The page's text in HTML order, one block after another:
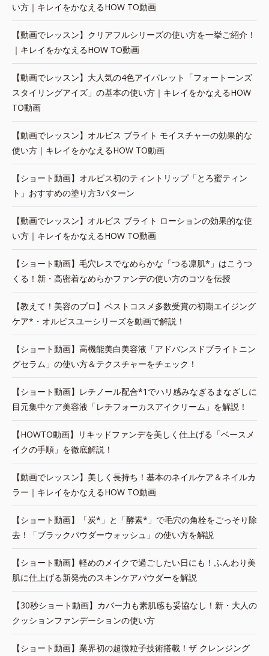
い方｜キレイをかなえるHOW TO動画
【動画でレッスン】クリアフルシリーズの使い方を一挙ご紹介！
｜キレイをかなえるHOW TO動画
【動画でレッスン】大人気の4色アイパレット「フォートーンズ
スタイリングアイズ」の基本の使い方｜キレイをかなえるHOW
TO動画
【動画でレッスン】オルビス ブライト モイスチャーの効果的な
使い方｜キレイをかなえるHOW TO動画
【ショート動画】オルビス初のティントリップ「とろ蜜ティン
ト」おすすめの塗り方3パターン
【動画でレッスン】オルビス ブライト ローションの効果的な使
い方｜キレイをかなえるHOW TO動画
【ショート動画】毛穴レスでなめらかな「つる凛肌*」はこうつ
くる！新・高密着なめらかファンデの使い方のコツを伝授
【教えて！美容のプロ】ベストコスメ多数受賞の初期エイジング
ケア*・オルビスユーシリーズを動画で解説！
【ショート動画】高機能美白美容液「アドバンスドブライトニン
グセラム」の使い方＆テクスチャーをチェック！
【ショート動画】レチノール配合*1でハリ感みなぎるまなざしに
目元集中ケア美容液「レチフォーカスアイクリーム」を解説！
【HOWTO動画】リキッドファンデを美しく仕上げる「ベースメ
イクの手順」を徹底解説！
【動画でレッスン】美しく長持ち！基本のネイルケア＆ネイルカ
ラー｜キレイをかなえるHOW TO動画
【ショート動画】「炭*」と「酵素*」で毛穴の角栓をごっそり除
去！「ブラックパウダーウォッシュ」の使い方を解説
【ショート動画】軽めのメイクで過ごしたい日にも！ふんわり美
肌に仕上げる新発売のスキンケアパウダーを解説
【30秒ショート動画】カバー力も素肌感も妥協なし！新・大人の
クッションファンデーションの使い方
【ショート動画】業界初の超微粒子技術搭載！ザ クレンジング